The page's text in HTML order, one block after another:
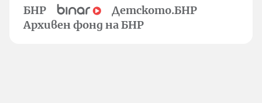
БНР
Детското.БНР
Архивен фонд на БНР